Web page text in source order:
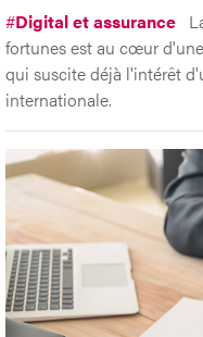
#Digital et assurance
fortunes est au cœur
qui suscite déjà l'intérêt
internationale.